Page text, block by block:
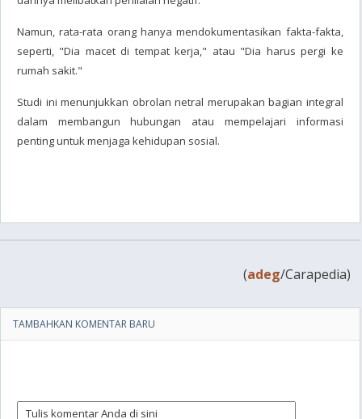
Namun, rata-rata orang hanya mendokumentasikan fakta-fakta,
seperti, "Dia macet di tempat kerja," atau "Dia harus pergi ke
rumah sakit."
Studi ini menunjukkan obrolan netral merupakan bagian integral
dalam membangun hubungan atau mempelajari informasi
penting untuk menjaga kehidupan sosial.
(adeg/Carapedia)
TAMBAHKAN KOMENTAR BARU